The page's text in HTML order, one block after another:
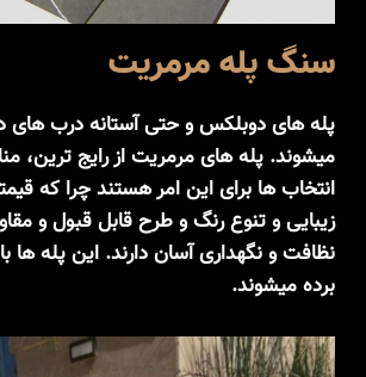
سنگ پله مرمریت
پله های دوبلکس و حتی آستانه درب های
میشوند. پله های مرمریت از رایج ترین،
انتخاب ها برای این امر هستند چرا که
زیبایی و تنوع رنگ و طرح قابل قبول و
نظافت و نگهداری آسان دارند. این پله ها
برده میشوند.